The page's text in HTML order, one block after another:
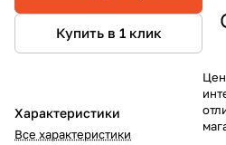
Купить в 1 клик
Характеристики
Все характеристики